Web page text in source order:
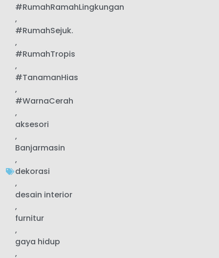
#RumahRamahLingkungan
,
#RumahSejuk.
,
#RumahTropis
,
#TanamanHias
,
#WarnaCerah
,
aksesori
,
Banjarmasin
,
dekorasi
,
desain interior
,
furnitur
,
gaya hidup
,